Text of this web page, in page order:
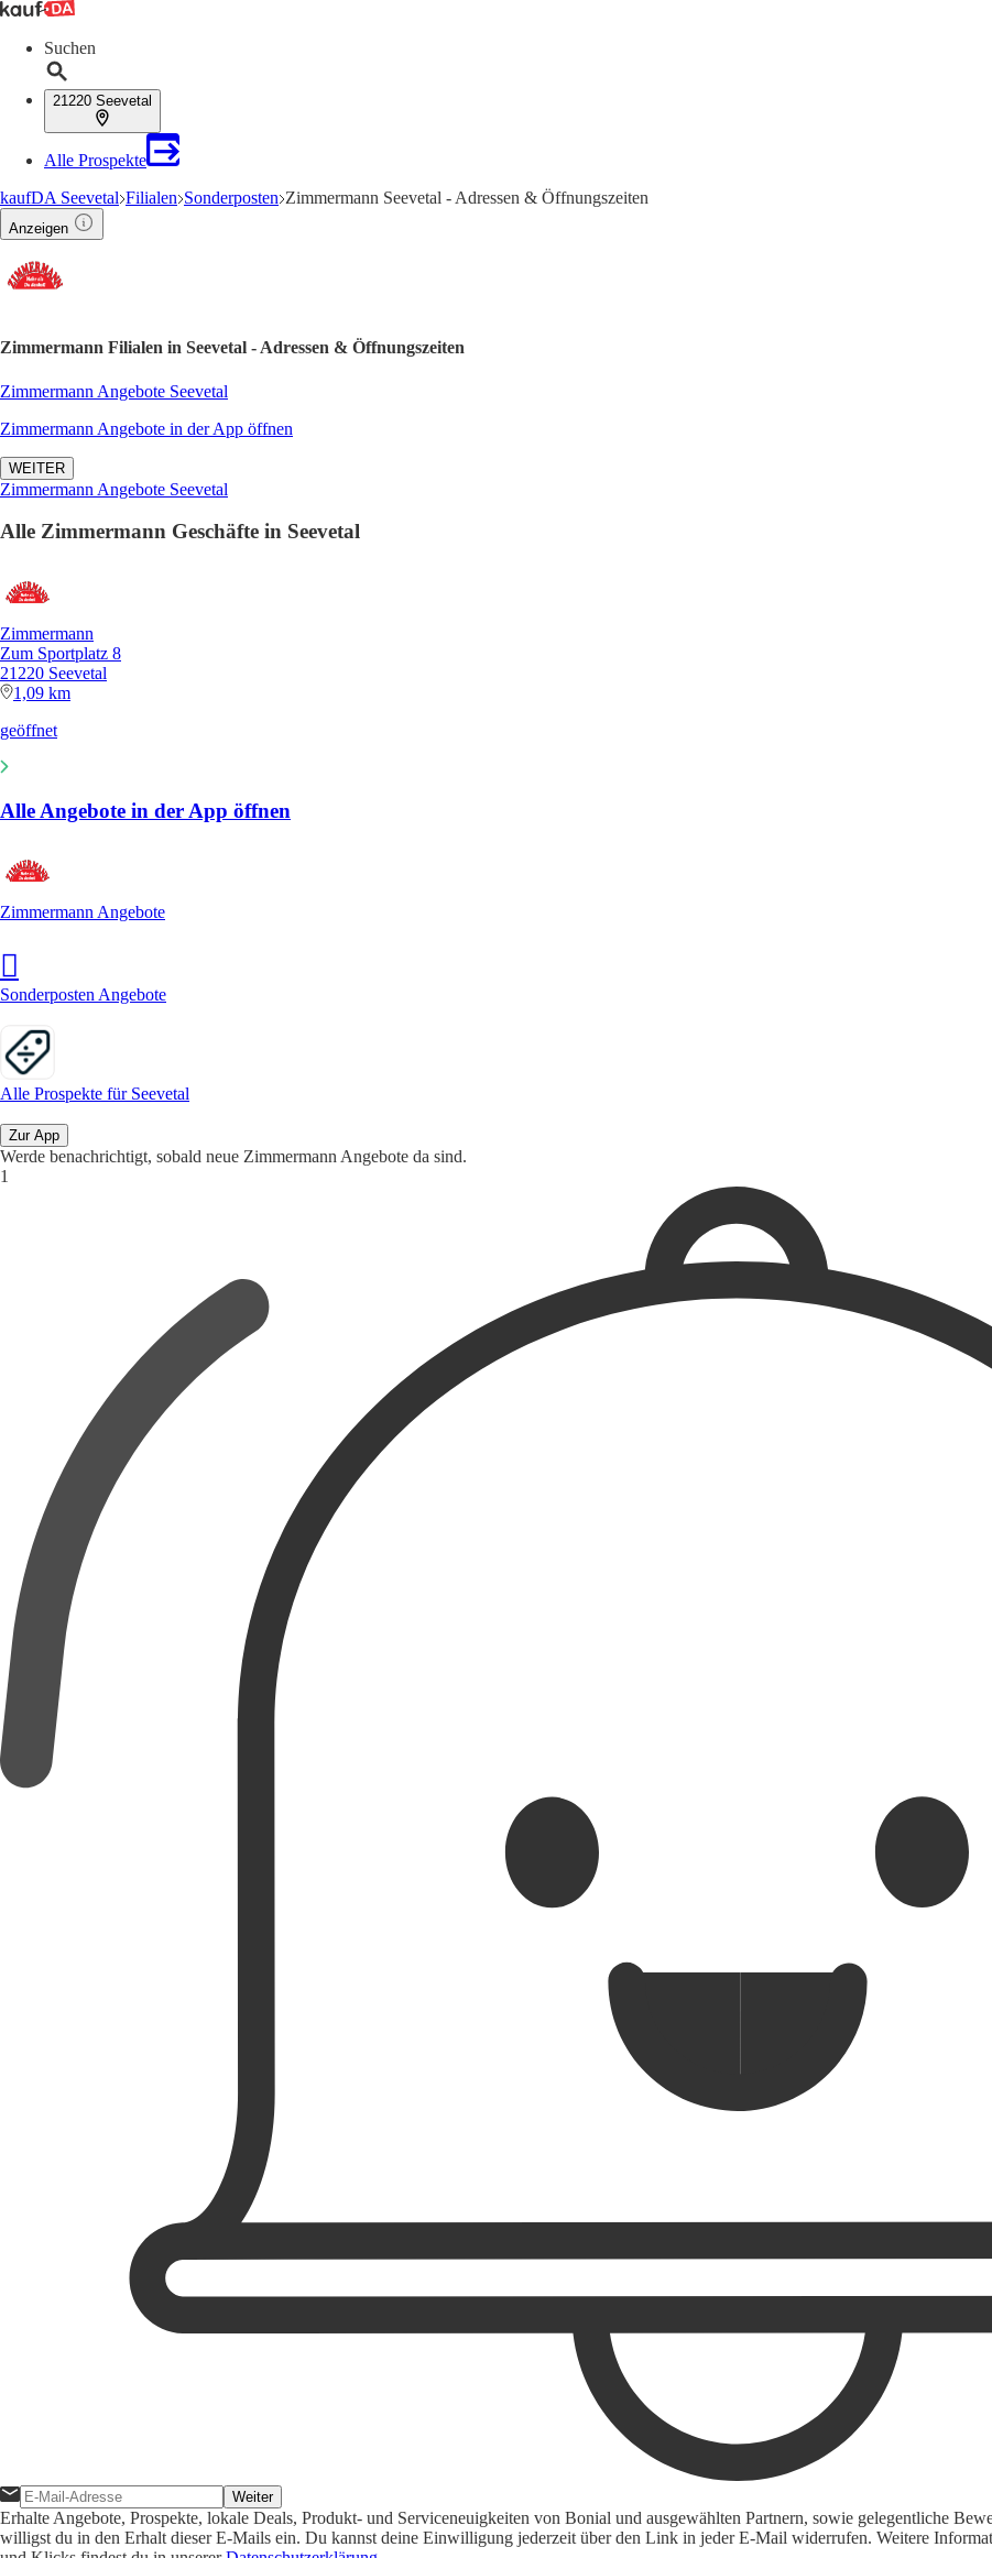
Suchen
21220 Seevetal
Alle Prospekte
kaufDA Seevetal Filialen Sonderposten Zimmermann Seevetal - Adressen & Öffnungszeiten
Anzeigen
Zimmermann Filialen in Seevetal - Adressen & Öffnungszeiten
Zimmermann Angebote Seevetal
Zimmermann Angebote in der App öffnen
WEITER
Zimmermann Angebote Seevetal
Alle Zimmermann Geschäfte in Seevetal
Zimmermann
Zum Sportplatz 8
21220 Seevetal
1,09 km
geöffnet
Alle Angebote in der App öffnen
Zimmermann Angebote
Sonderposten Angebote
Alle Prospekte für Seevetal
Zur App
Werde benachrichtigt, sobald neue Zimmermann Angebote da sind.
Weiter
Erhalte Angebote, Prospekte, lokale Deals, Produkt- und Serviceneuigkeiten von Bonial und ausgewählten Partnern, sowie gelegentliche
willigst du in den Erhalt dieser E-Mails ein. Du kannst deine Einwilligung jederzeit über den Link in jeder E-Mail widerrufen. Weitere